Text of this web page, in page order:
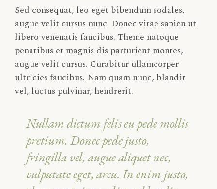
Sed consequat, leo eget bibendum sodales,
augue velit cursus nunc. Donec vitae sapien ut
libero venenatis faucibus. Theme natoque
penatibus et magnis dis parturient montes,
augue velit cursus. Curabitur ullamcorper
ultricies faucibus. Nam quam nunc, blandit
vel, luctus pulvinar, hendrerit.
Nullam dictum felis eu pede mollis
pretium. Donec pede justo,
fringilla vel, augue aliquet nec,
vulputate eget, arcu. In enim justo,